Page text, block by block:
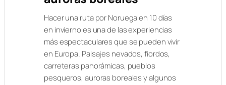
Hacer una ruta por Noruega en 10 días
en invierno es una de las experiencias
más espectaculares que se pueden vivir
en Europa. Paisajes nevados, fiordos,
carreteras panorámicas, pueblos
pesqueros, auroras boreales y algunos